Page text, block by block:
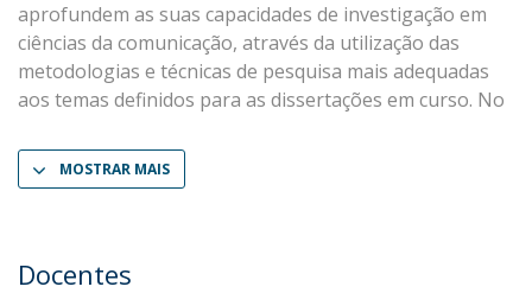
aprofundem as suas capacidades de investigação em
ciências da comunicação, através da utilização das
metodologias e técnicas de pesquisa mais adequadas
aos temas definidos para as dissertações em curso. No
MOSTRAR MAIS
Docentes